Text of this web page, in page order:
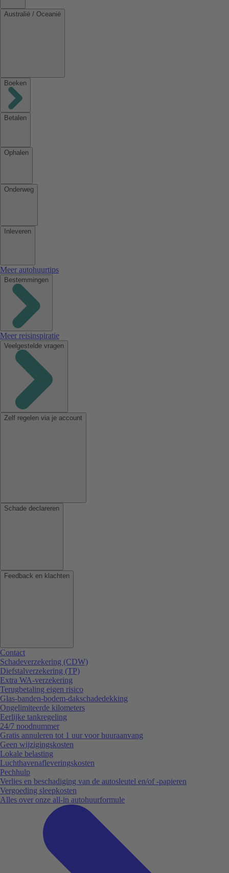
Australië / Oceanië
Boeken
Betalen
Ophalen
Onderweg
Inleveren
Meer autohuurtips
Bestemmingen
Meer reisinspiratie
Veelgestelde vragen
Zelf regelen via je account
Schade declareren
Feedback en klachten
Contact
Schadeverzekering (CDW)
Diefstalverzekering (TP)
Extra WA-verzekering
Terugbetaling eigen risico
Glas-banden-bodem-dakschadedekking
Ongelimiteerde kilometers
Eerlijke tankregeling
24/7 noodnummer
Gratis annuleren tot 1 uur voor huuraanvang
Geen wijzigingskosten
Lokale belasting
Luchthavenafleveringskosten
Pechhulp
Verlies en beschadiging van de autosleutel en/of -papieren
Vergoeding sleepkosten
Alles over onze all-in autohuurformule